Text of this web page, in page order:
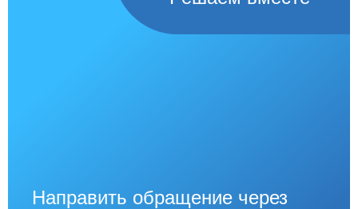
Направить обращение через